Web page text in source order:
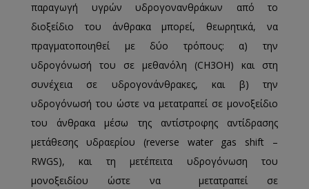
παραγωγή υγρών υδρογονανθράκων από το
διοξείδιο του άνθρακα μπορεί, θεωρητικά, να
πραγματοποιηθεί με δύο τρόπους: α) την
υδρογόνωσή του σε μεθανόλη (CH3OH) και στη
συνέχεια σε υδρογονάνθρακες, και β) την
υδρογόνωσή του ώστε να μετατραπεί σε μονοξείδιο
του άνθρακα μέσω της αντίστροφης αντίδρασης
μετάθεσης υδραερίου (reverse water gas shift –
RWGS), και τη μετέπειτα υδρογόνωση του
μονοξειδίου ώστε να μετατραπεί σε